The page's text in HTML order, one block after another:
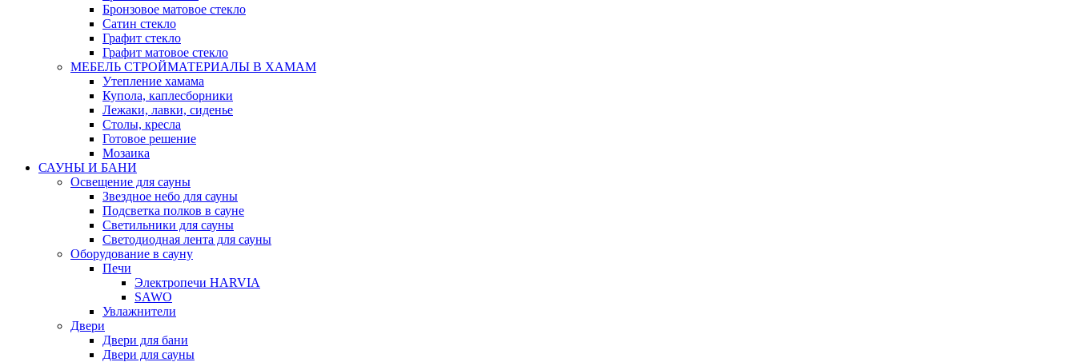
Бронзовое матовое стекло
Сатин стекло
Графит стекло
Графит матовое стекло
МЕБЕЛЬ СТРОЙМАТЕРИАЛЫ В ХАМАМ
Утепление хамама
Купола, каплесборники
Лежаки, лавки, сиденье
Столы, кресла
Готовое решение
Мозаика
САУНЫ И БАНИ
Освещение для сауны
Звездное небо для сауны
Подсветка полков в сауне
Светильники для сауны
Светодиодная лента для сауны
Оборудование в сауну
Печи
Электропечи HARVIA
SAWO
Увлажнители
Двери
Двери для бани
Двери для сауны